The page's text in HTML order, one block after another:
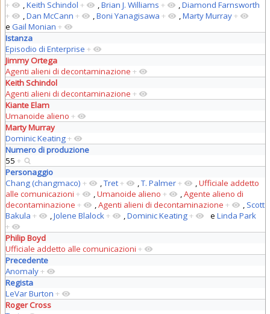
+
,Keith Schindol + ,Brian J. Williams + ,Diamond Farnsworth
+
,Dan McCann + ,Boni Yanagisawa + ,Marty Murray+
e Gail Monian +
Istanza
Episodio di Enterprise +
Jimmy Ortega
Agenti alieni di decontaminazione +
Keith Schindol
Agenti alieni di decontaminazione +
Kiante Elam
Umanoide alieno +
Marty Murray
Dominic Keating+
Numero di produzione
55 +
Personaggio
Chang (changmaco) + ,Tret+ ,T. Palmer+ ,Ufficiale addetto
alle comunicazioni + ,Umanoide alieno + ,Agente alieno di
decontaminazione + ,Agenti alieni di decontaminazione + , Scott
Bakula + ,Jolene Blalock+ ,Dominic Keating+ e Linda Park
+
Philip Boyd
Ufficiale addetto alle comunicazioni +
Precedente
Anomaly+
Regista
LeVar Burton +
Roger Cross